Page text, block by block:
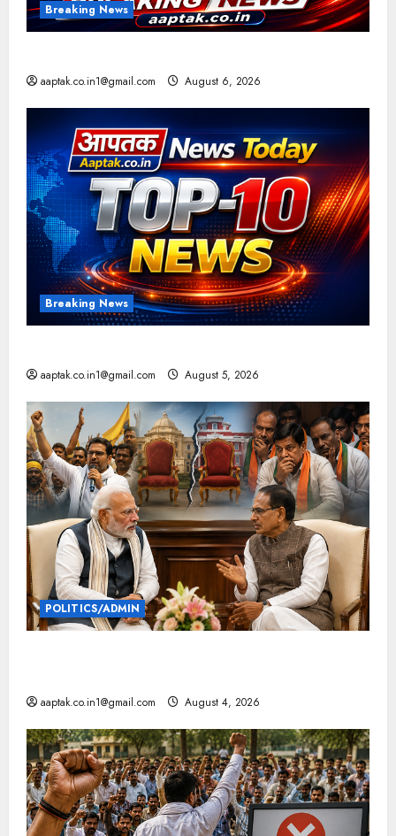
Breaking News
aaptak.co.in1@gmail.com August 6, 2026
Breaking News
aaptak.co.in1@gmail.com August 5, 2026
POLITICS/ADMIN
aaptak.co.in1@gmail.com August 4, 2026